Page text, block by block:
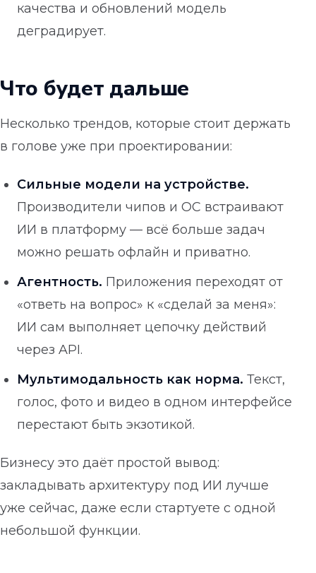
качества и обновлений модель
деградирует.
Что будет дальше
Несколько трендов, которые стоит держать
в голове уже при проектировании:
Сильные модели на устройстве.
Производители чипов и ОС встраивают
ИИ в платформу — всё больше задач
можно решать офлайн и приватно.
Агентность. Приложения переходят от
«ответь на вопрос» к «сделай за меня»:
ИИ сам выполняет цепочку действий
через API.
Мультимодальность как норма. Текст,
голос, фото и видео в одном интерфейсе
перестают быть экзотикой.
Бизнесу это даёт простой вывод:
закладывать архитектуру под ИИ лучше
уже сейчас, даже если стартуете с одной
небольшой функции.